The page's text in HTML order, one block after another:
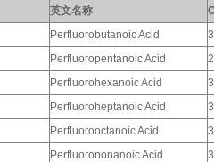
英文名称
Perfluorobutanoic Acid
Perfluoropentanoic Acid
Perfluorohexanoic Acid
Perfluoroheptanoic Acid
Perfluorooctanoic Acid
Perfluorononanoic Acid